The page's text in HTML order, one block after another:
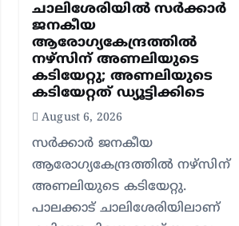
ചാലിശേരിയില്‍ സര്‍ക്കാര്‍
ജനകീയ
ആരോഗ്യകേന്ദ്രത്തില്‍
നഴ്സിന് അണലിയുടെ
കടിയേറ്റു; അണലിയുടെ
കടിയേറ്റത് ഡ്യൂട്ടിക്കിടെ
August 6, 2026
സര്‍ക്കാര്‍ ജനകീയ
ആരോഗ്യകേന്ദ്രത്തില്‍ നഴ്സിന്
അണലിയുടെ കടിയേറ്റു.
പാലക്കാട് ചാലിശേരിയിലാണ്